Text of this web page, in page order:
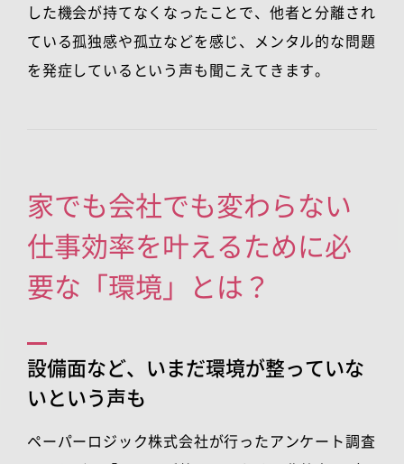
した機会が持てなくなったことで、他者と分離され
ている孤独感や孤立などを感じ、メンタル的な問題
を発症しているという声も聞こえてきます。
家でも会社でも変わらない
仕事効率を叶えるために必
要な「環境」とは？
設備面など、いまだ環境が整っていな
いという声も
ペーパーロジック株式会社が行ったアンケート調査